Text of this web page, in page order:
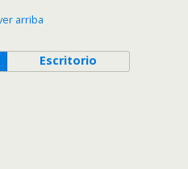
arriba
Escritorio